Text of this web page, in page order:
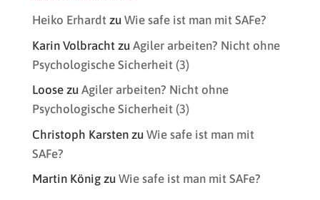
Heiko Erhardtzu Wie safe ist man mit SAFe?
Karin Volbrachtzu Agiler arbeiten? Nicht ohne
Psychologische Sicherheit (3)
Loosezu Agiler arbeiten? Nicht ohne
Psychologische Sicherheit (3)
Christoph Karstenzu Wie safe ist man mit
SAFe?
Martin Königzu Wie safe ist man mit SAFe?